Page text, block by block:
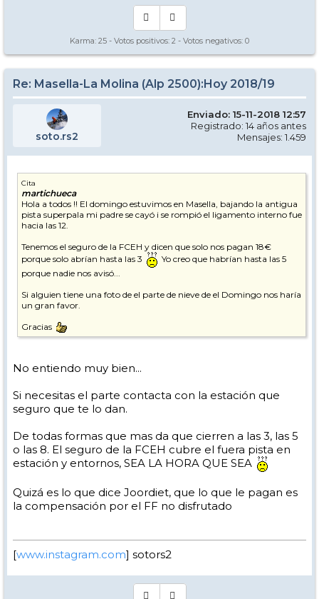
Karma: 25 - Votos positivos: 2 - Votos negativos: 0
Re: Masella-La Molina (Alp 2500):Hoy 2018/19
soto.rs2
Enviado: 15-11-2018 12:57
Registrado: 14 años antes
Mensajes: 1.459
Cita
martichueca
Hola a todos !! El domingo estuvimos en Masella, bajando la antigua
pista superpala mi padre se cayó i se rompió el ligamento interno fue
hacia las 12.
Tenemos el seguro de la FCEH y dicen que solo nos pagan 18€
porque solo abrían hasta las 3
Yo creo que habrían hasta las 5
porque nadie nos avisó...
Si alguien tiene una foto de el parte de nieve de el Domingo nos haría
un gran favor.
Gracias
No entiendo muy bien...
Si necesitas el parte contacta con la estación que
seguro que te lo dan.
De todas formas que mas da que cierren a las 3, las 5
o las 8. El seguro de la FCEH cubre el fuera pista en
estación y entornos, SEA LA HORA QUE SEA
Quizá es lo que dice Joordiet, que lo que le pagan es
la compensación por el FF no disfrutado
[www.instagram.com] sotors2